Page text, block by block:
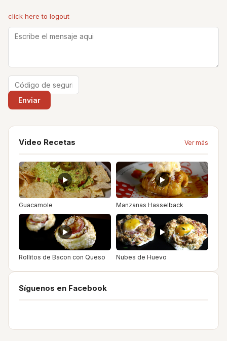
click here to logout
Video Recetas Ver más
Guacamole Manzanas Hasselback
Rollitos de Bacon con Queso Nubes de Huevo
Síguenos en Facebook